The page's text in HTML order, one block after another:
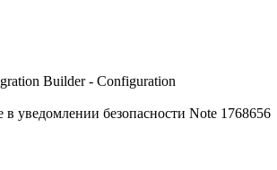
Builder - Configuration
уведомлении безопасности Note 1768656